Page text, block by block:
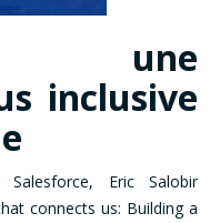
une
inclusive
Eric Salobir
connects us: Building a